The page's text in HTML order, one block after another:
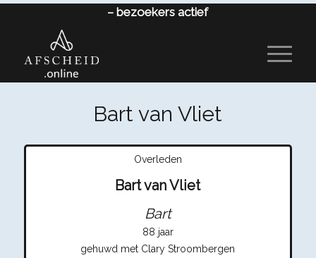
– bezoekers actief
Bart van Vliet
Overleden
Bart van Vliet
Bart
88 jaar
gehuwd met Clary Stroombergen